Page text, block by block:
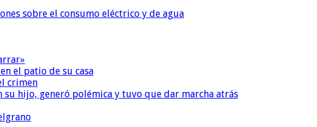
sobre el consumo eléctrico y de agua
el patio de su casa
crimen
hijo, generó polémica y tuvo que dar marcha atrás